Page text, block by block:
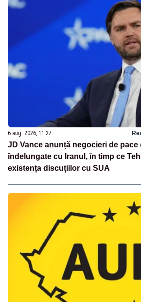
6 aug. 2026, 11:27
JD Vance anunță negocieri de pace
îndelungate cu Iranul, în timp ce
existența discuțiilor cu SUA